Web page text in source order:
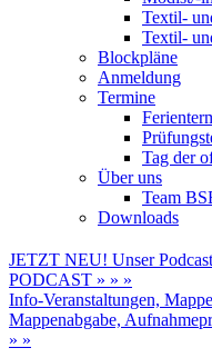
Textil-
Textil-
Blockpläne
Anmeldung
Termine
Tag der
Über uns
Team
Downloads
JETZT NEU! Unser
PODCAST » » »
Info-Veranstaltungen,
Mappenabgabe,
» »